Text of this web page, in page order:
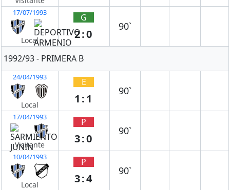
17/07/1993
Local
G
2:0
90`
1992/93 - PRIMERA B
24/04/1993
Local
E
1:1
90`
17/04/1993
Visitante
P
3:0
90`
10/04/1993
Local
P
3:4
90`